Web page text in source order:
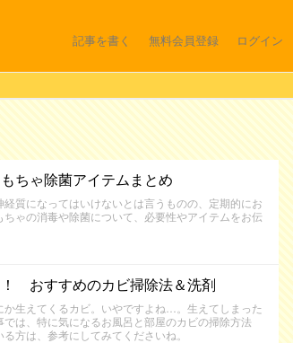
記事を書く 無料会員登録 ログイン
ちゃ除菌アイテムまとめ
質になってはいけないとは言うものの、定期的にお
ゃの消毒や除菌について、必要性やアイテムをお伝
おすすめのカビ掃除法＆洗剤
生えてくるカビ。いやですよね…。生えてしまった
は、特に気になるお風呂と部屋のカビの掃除方法
方は、参考にしてみてくださいね。